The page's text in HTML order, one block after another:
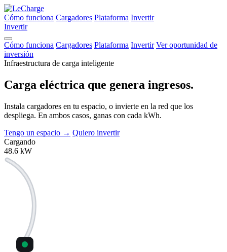
Cómo funciona Cargadores Plataforma Invertir
Invertir
Cómo funciona Cargadores Plataforma Invertir Ver oportunidad de
inversión
Infraestructura de carga inteligente
Carga eléctrica que genera ingresos.
Instala cargadores en tu espacio, o invierte en la red que los
despliega. En ambos casos, ganas con cada kWh.
Tengo un espacio → Quiero invertir
Cargando
48.6 kW